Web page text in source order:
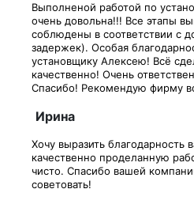
Выполненой работой по
очень довольна!!! Все этапы
соблюдены в соответствии с
задержек). Особая
установщику Алексею! Всё
качественно! Очень
Спасибо! Рекомендую фирму
Ирина
Хочу выразить благодарность
качественно проделанную
чисто. Спасибо вашей
советовать!